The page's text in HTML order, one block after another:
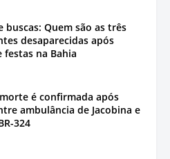
buscas: Quem são as três
desaparecidas após
festas na Bahia
é confirmada após
ambulância de Jacobina e
324